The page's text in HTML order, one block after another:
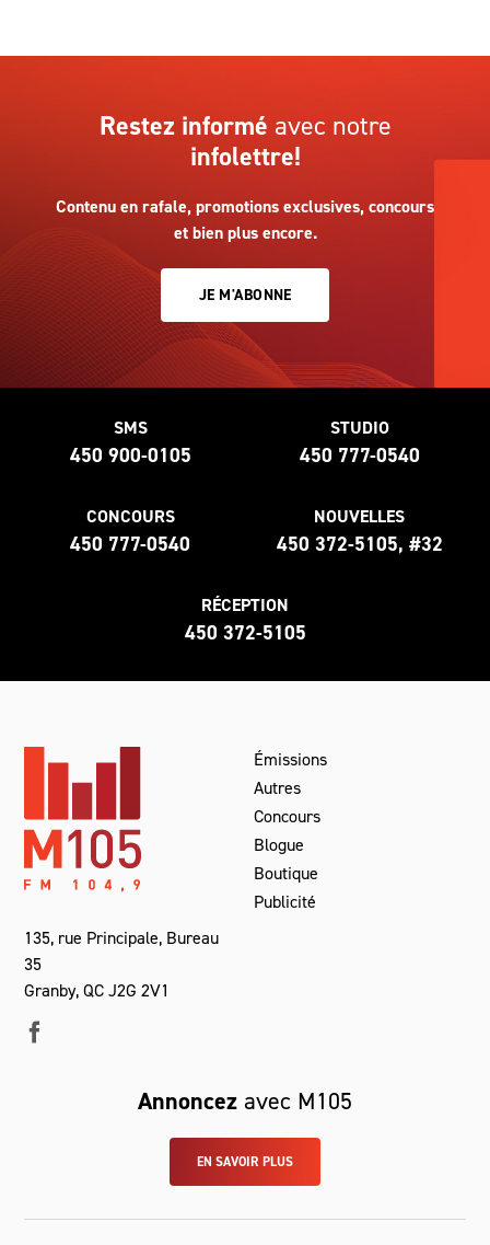
Restez informé avec notre
infolettre!
Contenu en rafale, promotions exclusives, concours
et bien plus encore.
JE M'ABONNE
SMS
450 900-0105
STUDIO
450 777-0540
CONCOURS
450 777-0540
NOUVELLES
450 372-5105, #32
RÉCEPTION
450 372-5105
135, rue Principale, Bureau
35
Granby, QC J2G 2V1
Émissions
Autres
Concours
Blogue
Boutique
Publicité
Annoncez avec M105
EN SAVOIR PLUS